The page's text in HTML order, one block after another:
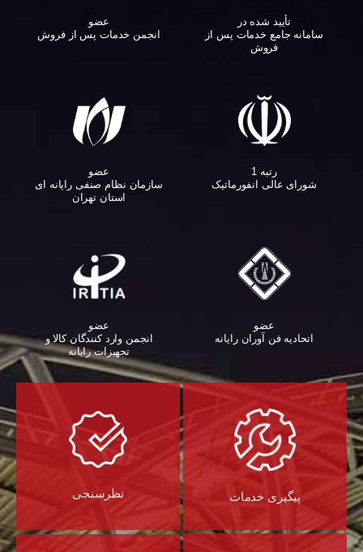
تأیید شده در
سامانه جامع خدمات پس از
فروش
عضو
انجمن خدمات پس از فروش
رتبه 1
شورای عالی انفورماتیک
عضو
سازمان نظام صنفی رایانه ای
استان تهران
عضو
اتحادیه فن آوران رایانه
عضو
انجمن وارد کنندگان کالا و
تجهیزات رایانه‌
پیگیری خدمات نظرسنجی